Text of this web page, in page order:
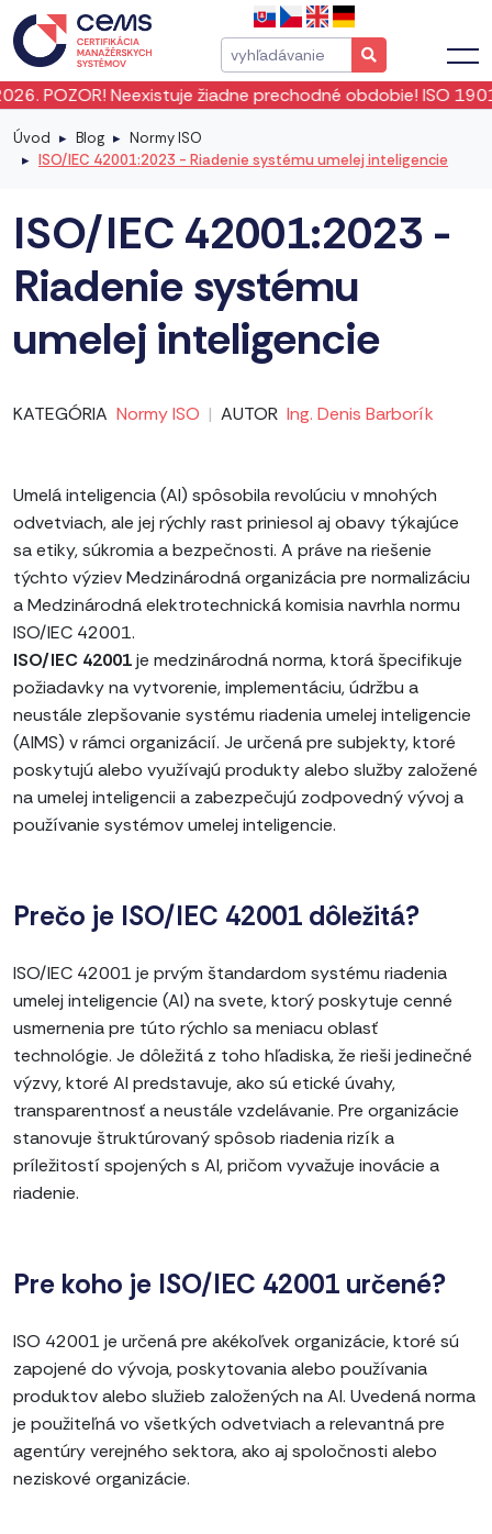
žiadne prechodné obdobie! ISO 19011:2026 vstúpila
Úvod Blog
Normy ISO
ISO/IEC 42001:2023 - Riadenie systému umelej inteligencie
ISO/IEC 42001:2023 -
Riadenie systému
umelej inteligencie
KATEGÓRIA Normy ISO | AUTOR Ing. Denis Barborík
Umelá inteligencia (AI) spôsobila revolúciu v mnohých
odvetviach, ale jej rýchly rast priniesol aj obavy týkajúce
sa etiky, súkromia a bezpečnosti. A práve na riešenie
týchto výziev Medzinárodná organizácia pre normalizáciu
a Medzinárodná elektrotechnická komisia navrhla normu
ISO/IEC 42001.
ISO/IEC 42001je medzinárodná norma, ktorá špecifikuje
požiadavky na vytvorenie, implementáciu, údržbu a
neustále zlepšovanie systému riadenia umelej inteligencie
(AIMS) v rámci organizácií. Je určená pre subjekty, ktoré
poskytujú alebo využívajú produkty alebo služby založené
na umelej inteligencii a zabezpečujú zodpovedný vývoj a
používanie systémov umelej inteligencie.
Prečo je ISO/IEC 42001 dôležitá?
ISO/IEC 42001 je prvým štandardom systému riadenia
umelej inteligencie (AI) na svete, ktorý poskytuje cenné
usmernenia pre túto rýchlo sa meniacu oblasť
technológie. Je dôležitá z toho hľadiska, že rieši jedinečné
výzvy, ktoré AI predstavuje, ako sú etické úvahy,
transparentnosť a neustále vzdelávanie. Pre organizácie
stanovuje štruktúrovaný spôsob riadenia rizík a
príležitostí spojených s AI, pričom vyvažuje inovácie a
riadenie.
Pre koho je ISO/IEC 42001 určené?
ISO 42001 je určená pre akékoľvek organizácie, ktoré sú
zapojené do vývoja, poskytovania alebo používania
produktov alebo služieb založených na AI. Uvedená norma
je použiteľná vo všetkých odvetviach a relevantná pre
agentúry verejného sektora, ako aj spoločnosti alebo
neziskové organizácie.